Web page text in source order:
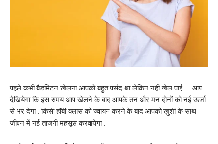
पहले कभी बैडमिंटन खेलना आपको बहुत पसंद था लेकिन नहीं खेल पाई … आप
देखियेगा कि इस समय आप खेलने के बाद आपके तन और मन दोनों को नई ऊर्जा
से भर देगा . किसी हॉबी क्लास को ज्वायन करने के बाद आपको खुशी के साथ
जीवन में नई ताजगी महसूस करवायेगा .